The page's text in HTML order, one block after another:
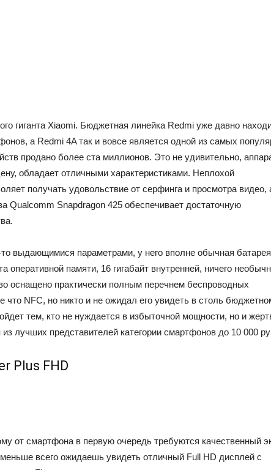
гиганта Xiaomi. Бюджетная линейка Redmi уже давно
а Redmi 4A так и вовсе является одной из самых
продано более ста миллионов. Это не удивительно,
обладает отличными характеристиками. Неплохой
получать удовольствие от серфинга и просмотра видео,
Qualcomm Snapdragon 425 обеспечивает достаточную
выдающимися параметрами, у него вполне обычная батарея
оперативной памяти, 16 гигабайт внутренней, ничего
оснащено практически полным перечнем беспроводных
что NFC, но никто и не ожидал его увидеть в столь
тем, кто не нуждается в избыточной мощности, но и
лучших представителей категории смартфонов до 10 000
Plus FHD
от смартфона в первую очередь требуются качественный
всего ожидаешь увидеть отличный Full HD дисплей с